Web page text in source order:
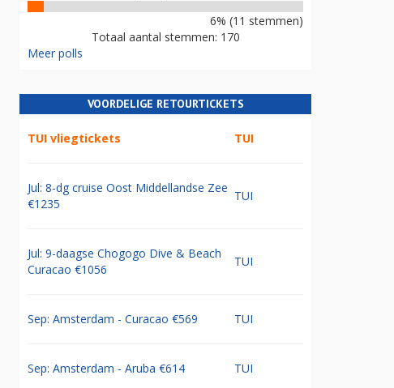
6% (11 stemmen)
Totaal aantal stemmen: 170
Meer polls
VOORDELIGE RETOURTICKETS
TUI vliegtickets TUI
Jul: 8-dg cruise Oost Middellandse Zee
€1235
TUI
Jul: 9-daagse Chogogo Dive & Beach
Curacao €1056
TUI
Sep: Amsterdam - Curacao €569 TUI
Sep: Amsterdam - Aruba €614 TUI